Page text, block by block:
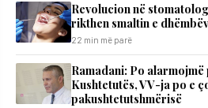
Revolucion në
rikthen smaltin e
22 min më parë
Ramadani: Po
Kushtetutës, VV-ja po e
pakushtetutshmërisë